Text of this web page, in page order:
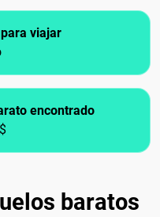
viajar
encontrado
baratos